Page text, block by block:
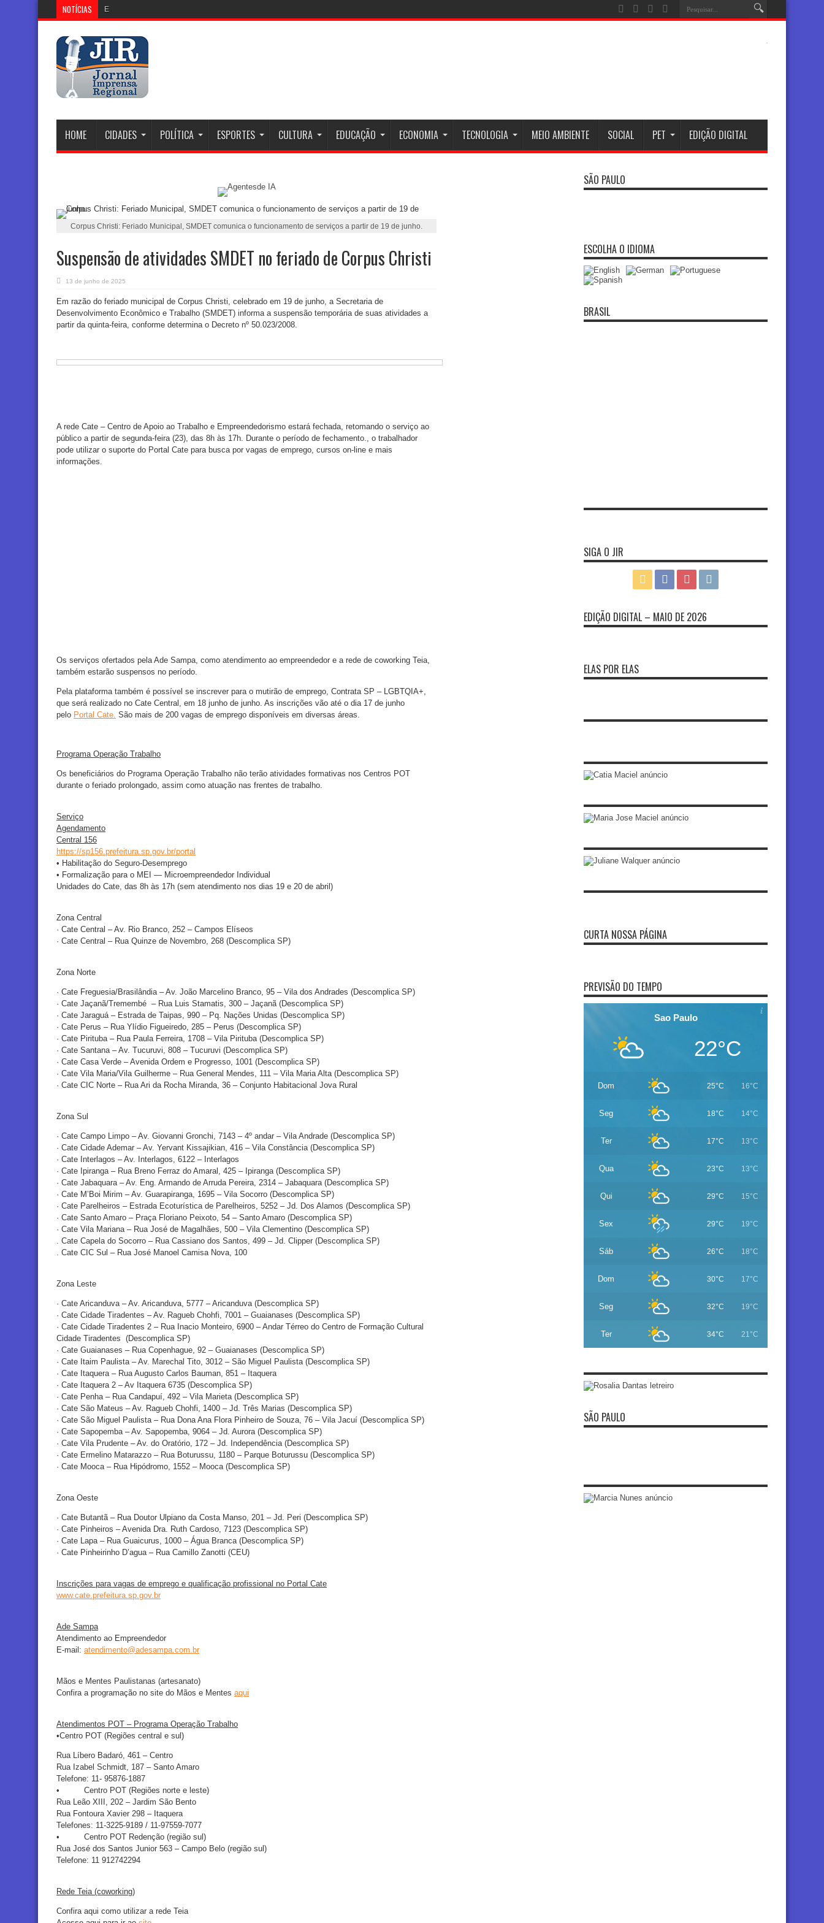
NOTÍCIAS Eleições 2026: Justiça Eleit
HOME CIDADES POLÍTICA ESPORTES CULTURA EDUCAÇÃO ECONOMIA TECNOLOGIA MEIO AMBIENTE SOCIAL PET EDIÇÃO DIGITAL
Corpus Christi: Feriado Municipal, SMDET comunica o funcionamento de serviços a partir de 19 de junho.
Suspensão de atividades SMDET no feriado de Corpus Christi
13 de junho de 2025
Em razão do feriado municipal de Corpus Christi, celebrado em 19 de junho, a Secretaria de
Desenvolvimento Econômico e Trabalho (SMDET) informa a suspensão temporária de suas atividades a
partir da quinta-feira, conforme determina o Decreto nº 50.023/2008.
A rede Cate – Centro de Apoio ao Trabalho e Empreendedorismo estará fechada, retomando o serviço ao
público a partir de segunda-feira (23), das 8h às 17h. Durante o período de fechamento., o trabalhador
pode utilizar o suporte do Portal Cate para busca por vagas de emprego, cursos on-line e mais
informações.
Os serviços ofertados pela Ade Sampa, como atendimento ao empreendedor e a rede de coworking Teia,
também estarão suspensos no período.
Pela plataforma também é possível se inscrever para o mutirão de emprego, Contrata SP – LGBTQIA+,
que será realizado no Cate Central, em 18 junho de junho. As inscrições vão até o dia 17 de junho
pelo Portal Cate. São mais de 200 vagas de emprego disponíveis em diversas áreas.
Programa Operação Trabalho
Os beneficiários do Programa Operação Trabalho não terão atividades formativas nos Centros POT
durante o feriado prolongado, assim como atuação nas frentes de trabalho.
Serviço
Agendamento
Central 156
https://sp156.prefeitura.sp.gov.br/portal
• Habilitação do Seguro-Desemprego
• Formalização para o MEI — Microempreendedor Individual
Unidades do Cate, das 8h às 17h (sem atendimento nos dias 19 e 20 de abril)
Zona Central
· Cate Central – Av. Rio Branco, 252 – Campos Elíseos
· Cate Central – Rua Quinze de Novembro, 268 (Descomplica SP)
Zona Norte
· Cate Freguesia/Brasilândia – Av. João Marcelino Branco, 95 – Vila dos Andrades (Descomplica SP)
· Cate Jaçanã/Tremembé – Rua Luis Stamatis, 300 – Jaçanã (Descomplica SP)
· Cate Jaraguá – Estrada de Taipas, 990 – Pq. Nações Unidas (Descomplica SP)
· Cate Perus – Rua Ylídio Figueiredo, 285 – Perus (Descomplica SP)
· Cate Pirituba – Rua Paula Ferreira, 1708 – Vila Pirituba (Descomplica SP)
· Cate Santana – Av. Tucuruvi, 808 – Tucuruvi (Descomplica SP)
· Cate Casa Verde – Avenida Ordem e Progresso, 1001 (Descomplica SP)
· Cate Vila Maria/Vila Guilherme – Rua General Mendes, 111 – Vila Maria Alta (Descomplica SP)
· Cate CIC Norte – Rua Ari da Rocha Miranda, 36 – Conjunto Habitacional Jova Rural
Zona Sul
· Cate Campo Limpo – Av. Giovanni Gronchi, 7143 – 4º andar – Vila Andrade (Descomplica SP)
· Cate Cidade Ademar – Av. Yervant Kissajikian, 416 – Vila Constância (Descomplica SP)
· Cate Interlagos – Av. Interlagos, 6122 – Interlagos
· Cate Ipiranga – Rua Breno Ferraz do Amaral, 425 – Ipiranga (Descomplica SP)
· Cate Jabaquara – Av. Eng. Armando de Arruda Pereira, 2314 – Jabaquara (Descomplica SP)
· Cate M’Boi Mirim – Av. Guarapiranga, 1695 – Vila Socorro (Descomplica SP)
· Cate Parelheiros – Estrada Ecoturística de Parelheiros, 5252 – Jd. Dos Alamos (Descomplica SP)
· Cate Santo Amaro – Praça Floriano Peixoto, 54 – Santo Amaro (Descomplica SP)
· Cate Vila Mariana – Rua José de Magalhães, 500 – Vila Clementino (Descomplica SP)
. Cate Capela do Socorro – Rua Cassiano dos Santos, 499 – Jd. Clipper (Descomplica SP)
. Cate CIC Sul – Rua José Manoel Camisa Nova, 100
Zona Leste
· Cate Aricanduva – Av. Aricanduva, 5777 – Aricanduva (Descomplica SP)
· Cate Cidade Tiradentes – Av. Ragueb Chohfi, 7001 – Guaianases (Descomplica SP)
· Cate Cidade Tiradentes 2 – Rua Inacio Monteiro, 6900 – Andar Térreo do Centro de Formação Cultural
Cidade Tiradentes (Descomplica SP)
· Cate Guaianases – Rua Copenhague, 92 – Guaianases (Descomplica SP)
· Cate Itaim Paulista – Av. Marechal Tito, 3012 – São Miguel Paulista (Descomplica SP)
· Cate Itaquera – Rua Augusto Carlos Bauman, 851 – Itaquera
· Cate Itaquera 2 – Av Itaquera 6735 (Descomplica SP)
· Cate Penha – Rua Candapuí, 492 – Vila Marieta (Descomplica SP)
· Cate São Mateus – Av. Ragueb Chohfi, 1400 – Jd. Três Marias (Descomplica SP)
· Cate São Miguel Paulista – Rua Dona Ana Flora Pinheiro de Souza, 76 – Vila Jacuí (Descomplica SP)
· Cate Sapopemba – Av. Sapopemba, 9064 – Jd. Aurora (Descomplica SP)
· Cate Vila Prudente – Av. do Oratório, 172 – Jd. Independência (Descomplica SP)
· Cate Ermelino Matarazzo – Rua Boturussu, 1180 – Parque Boturussu (Descomplica SP)
· Cate Mooca – Rua Hipódromo, 1552 – Mooca (Descomplica SP)
Zona Oeste
· Cate Butantã – Rua Doutor Ulpiano da Costa Manso, 201 – Jd. Peri (Descomplica SP)
· Cate Pinheiros – Avenida Dra. Ruth Cardoso, 7123 (Descomplica SP)
· Cate Lapa – Rua Guaicurus, 1000 – Água Branca (Descomplica SP)
· Cate Pinheirinho D’agua – Rua Camillo Zanotti (CEU)
Inscrições para vagas de emprego e qualificação profissional no Portal Cate
www.cate.prefeitura.sp.gov.br
Ade Sampa
Atendimento ao Empreendedor
E-mail: atendimento@adesampa.com.br
Mãos e Mentes Paulistanas (artesanato)
Confira a programação no site do Mãos e Mentes aqui
Atendimentos POT – Programa Operação Trabalho
•Centro POT (Regiões central e sul)
Rua Líbero Badaró, 461 – Centro
Rua Izabel Schmidt, 187 – Santo Amaro
Telefone: 11- 95876-1887
• Centro POT (Regiões norte e leste)
Rua Leão XIII, 202 – Jardim São Bento
Rua Fontoura Xavier 298 – Itaquera
Telefones: 11-3225-9189 / 11-97559-7077
• Centro POT Redenção (região sul)
Rua José dos Santos Junior 563 – Campo Belo (região sul)
Telefone: 11 912742294
Rede Teia (coworking)
Confira aqui como utilizar a rede Teia
SÃO PAULO
ESCOLHA O IDIOMA
BRASIL
SIGA O JIR
EDIÇÃO DIGITAL – MAIO DE 2026
ELAS POR ELAS
CURTA NOSSA PÁGINA
PREVISÃO DO TEMPO
Sao Paulo
22°C
Dom 25°C 16°C
Seg 18°C 14°C
Ter 17°C 13°C
Qua 23°C 13°C
Qui 29°C 15°C
Sex 29°C 19°C
Sáb 26°C 18°C
Dom 30°C 17°C
Seg 32°C 19°C
Ter 34°C 21°C
SÃO PAULO